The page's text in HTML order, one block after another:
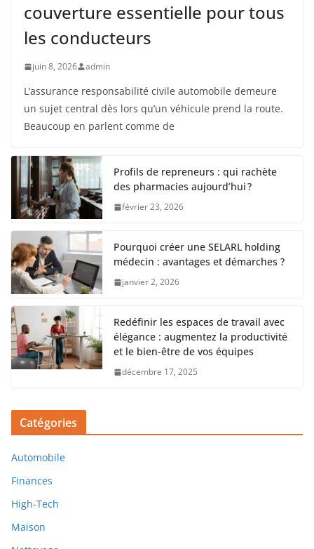
couverture essentielle pour tous
les conducteurs
juin 8, 2026 admin
L’assurance responsabilité civile automobile demeure
un sujet central dès lors qu’un véhicule prend la route.
Beaucoup en parlent comme de
Profils de repreneurs : qui rachète
des pharmacies aujourd’hui ?
février 23, 2026
Pourquoi créer une SELARL holding
médecin : avantages et démarches ?
janvier 2, 2026
Redéfinir les espaces de travail avec
élégance : augmentez la productivité
et le bien-être de vos équipes
décembre 17, 2025
Catégories
Automobile
Finances
High-Tech
Maison